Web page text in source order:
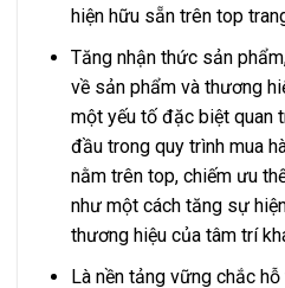
hiện hữu sẵn trên top
Tăng nhận thức sản
về sản phẩm và thương
một yếu tố đặc biệt quan
đầu trong quy trình mua
nằm trên top, chiếm ưu
như một cách tăng sự
thương hiệu của tâm trí
Là nền tảng vững chắc